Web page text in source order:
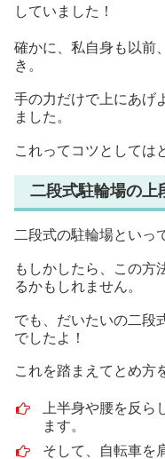
していました！
確かに、私自身も以前
き。
手の力だけで上にあげ
ました。
これってコツとしては
二段式駐輪場の上
二段式の駐輪場といっ
もしかしたら、この方
るかもしれません。
でも、だいたいの二段
でしたよ！
これを踏まえてとめ方
上半身や腰を反
ます。
そして、自転車を